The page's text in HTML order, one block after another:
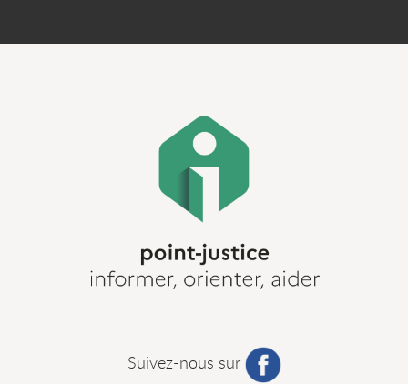
Suivez-nous sur